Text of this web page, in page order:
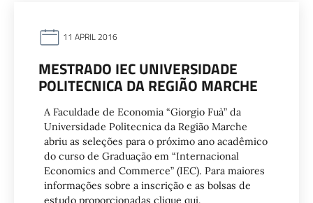
11 APRIL 2016
MESTRADO IEC UNIVERSIDADE
POLITECNICA DA REGIÃO MARCHE
A Faculdade de Economia “Giorgio Fuà” da
Universidade Politecnica da Região Marche
abriu as seleções para o próximo ano acadêmico
do curso de Graduação em “Internacional
Economics and Commerce” (IEC). Para maiores
informações sobre a inscrição e as bolsas de
estudo proporcionadas clique qui.